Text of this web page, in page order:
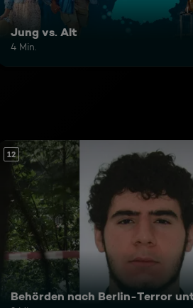
Jung vs. Alt
4 Min.
12
Behörden nach Berlin-Terror